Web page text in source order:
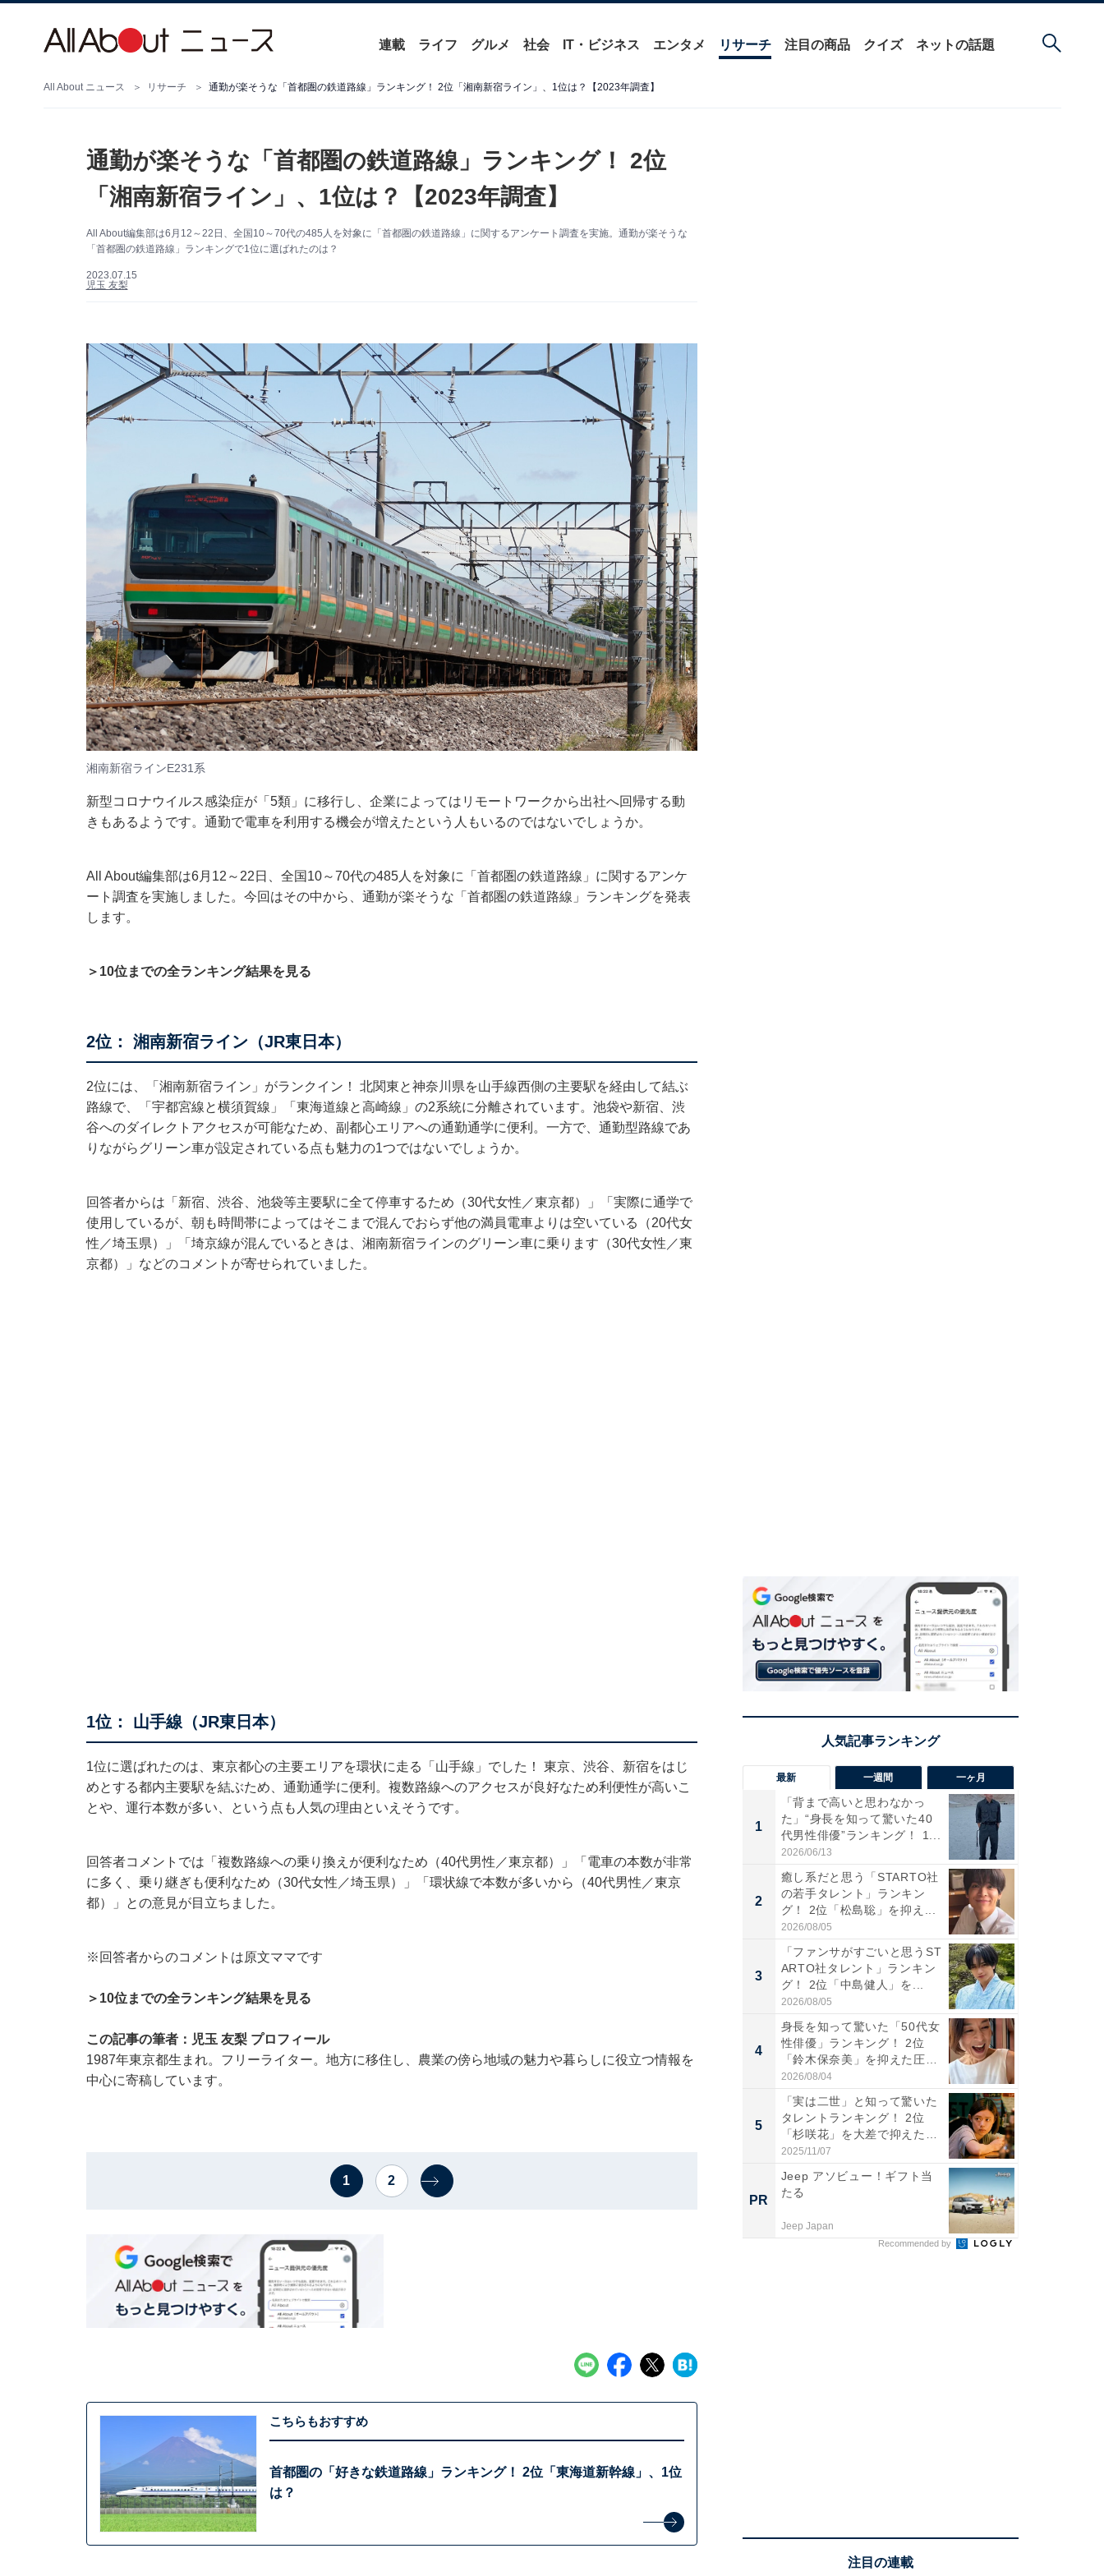
連載 ライフ グルメ 社会 IT・ビジネス エンタメ リサーチ 注目の商品 クイズ ネットの話題
All About ニュース リサーチ 通勤が楽そうな「首都圏の鉄道路線」ランキング！ 2位「湘南新宿ライン」、1位は？【2023年調査】
通勤が楽そうな「首都圏の鉄道路線」ランキング！ 2位
「湘南新宿ライン」、1位は？【2023年調査】
All About編集部は6月12～22日、全国10～70代の485人を対象に「首都圏の鉄道路線」に関するアンケート調査を実施。通勤が楽そうな
「首都圏の鉄道路線」ランキングで1位に選ばれたのは？
2023.07.15
児玉 友梨
湘南新宿ラインE231系
新型コロナウイルス感染症が「5類」に移行し、企業によってはリモートワークから出社へ回帰する動
きもあるようです。通勤で電車を利用する機会が増えたという人もいるのではないでしょうか。
All About編集部は6月12～22日、全国10～70代の485人を対象に「首都圏の鉄道路線」に関するアンケ
ート調査を実施しました。今回はその中から、通勤が楽そうな「首都圏の鉄道路線」ランキングを発表
します。
＞10位までの全ランキング結果を見る
2位： 湘南新宿ライン（JR東日本）
2位には、「湘南新宿ライン」がランクイン！ 北関東と神奈川県を山手線西側の主要駅を経由して結ぶ
路線で、「宇都宮線と横須賀線」「東海道線と高崎線」の2系統に分離されています。池袋や新宿、渋
谷へのダイレクトアクセスが可能なため、副都心エリアへの通勤通学に便利。一方で、通勤型路線であ
りながらグリーン車が設定されている点も魅力の1つではないでしょうか。
回答者からは「新宿、渋谷、池袋等主要駅に全て停車するため（30代女性／東京都）」「実際に通学で
使用しているが、朝も時間帯によってはそこまで混んでおらず他の満員電車よりは空いている（20代女
性／埼玉県）」「埼京線が混んでいるときは、湘南新宿ラインのグリーン車に乗ります（30代女性／東
京都）」などのコメントが寄せられていました。
1位： 山手線（JR東日本）
1位に選ばれたのは、東京都心の主要エリアを環状に走る「山手線」でした！ 東京、渋谷、新宿をはじ
めとする都内主要駅を結ぶため、通勤通学に便利。複数路線へのアクセスが良好なため利便性が高いこ
とや、運行本数が多い、という点も人気の理由といえそうです。
回答者コメントでは「複数路線への乗り換えが便利なため（40代男性／東京都）」「電車の本数が非常
に多く、乗り継ぎも便利なため（30代女性／埼玉県）」「環状線で本数が多いから（40代男性／東京
都）」との意見が目立ちました。
※回答者からのコメントは原文ママです
＞10位までの全ランキング結果を見る
この記事の筆者：児玉 友梨 プロフィール
1987年東京都生まれ。フリーライター。地方に移住し、農業の傍ら地域の魅力や暮らしに役立つ情報を
中心に寄稿しています。
1 2
こちらもおすすめ
首都圏の「好きな鉄道路線」ランキング！ 2位「東海道新幹線」、1位
は？
最新 一週間 一ヶ月
1
「背まで高いと思わなかっ
た」“身長を知って驚いた40
代男性俳優”ランキング！ 1...
2026/06/13
2
癒し系だと思う「STARTO社
の若手タレント」ランキン
グ！ 2位「松島聡」を抑え...
2026/08/05
3
「ファンサがすごいと思うST
ARTO社タレント」ランキン
グ！ 2位「中島健人」を...
2026/08/05
4
身長を知って驚いた「50代女
性俳優」ランキング！ 2位
「鈴木保奈美」を抑えた圧
倒...
2026/08/04
5
「実は二世」と知って驚いた
タレントランキング！ 2位
「杉咲花」を大差で抑えた1
位...
2025/11/07
PR
Jeep アソビュー！ギフト当
たる
Jeep Japan
Recommended by
注目の連載